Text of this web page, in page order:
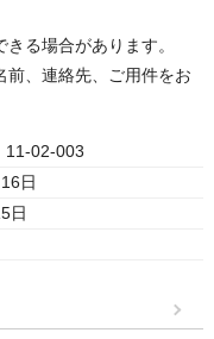
る場合があります。
前、連絡先、ご用件をお
11-02-003
日
日